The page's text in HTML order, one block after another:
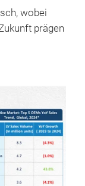
wobei
prägen